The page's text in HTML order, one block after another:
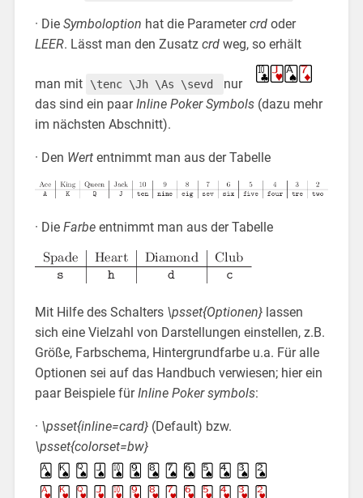
· Die Symboloption hat die Parametercrdoder
LEER. Lässt man den Zusatz crdweg, so erhält
man mit \tenc \Jh \As \sevd
nur
das sind ein paarInline Poker Symbols(dazu mehr
im nächsten Abschnitt).
· Den Wertentnimmt man aus der Tabelle
· Die Farbeentnimmt man aus der Tabelle
Mit Hilfe des Schalters \psset{Optionen}lassen
sich eine Vielzahl von Darstellungen einstellen, z.B.
Größe, Farbschema, Hintergrundfarbe u.a. Für alle
Optionen sei auf das Handbuch verwiesen; hier ein
paar Beispiele fürInline Poker symbols:
· \psset{inline=card}(Default) bzw.
\psset{colorset=bw}